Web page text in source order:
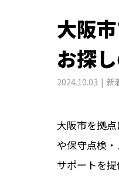
大阪
お探
2024.10.03 新
大阪市を拠
や保守点検
サポートを提